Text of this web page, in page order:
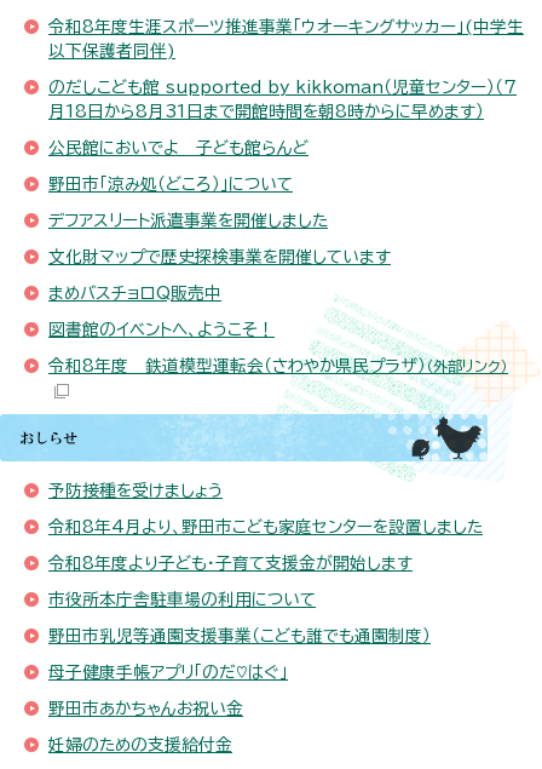
令和8年度生涯スポーツ推進事業「ウオーキングサッカー」(中学生
以下保護者同伴)
のだしこども館 supported by kikkoman（児童センター）（7
月18日から8月31日まで開館時間を朝8時からに早めます）
公民館においでよ 子ども館らんど
野田市「涼み処（どころ）」について
デフアスリート派遣事業を開催しました
文化財マップで歴史探検事業を開催しています
まめバスチョロQ販売中
図書館のイベントへ、ようこそ！
令和8年度 鉄道模型運転会（さわやか県民プラザ）（外部リンク）
予防接種を受けましょう
令和8年4月より、野田市こども家庭センターを設置しました
令和8年度より子ども・子育て支援金が開始します
市役所本庁舎駐車場の利用について
野田市乳児等通園支援事業（こども誰でも通園制度）
母子健康手帳アプリ「のだ♡はぐ」
野田市あかちゃんお祝い金
妊婦のための支援給付金